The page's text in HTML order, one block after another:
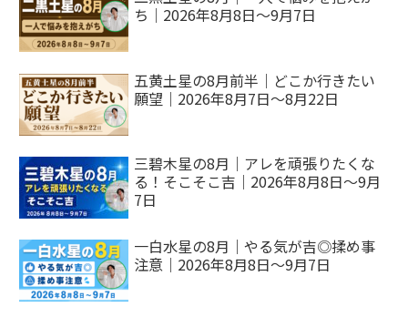
ち｜2026年8月8日～9月7日
五黄土星の8月前半｜どこか行きたい
願望｜2026年8月7日～8月22日
三碧木星の8月｜アレを頑張りたくな
る！そこそこ吉｜2026年8月8日～9月
7日
一白水星の8月｜やる気が吉◎揉め事
注意｜2026年8月8日～9月7日